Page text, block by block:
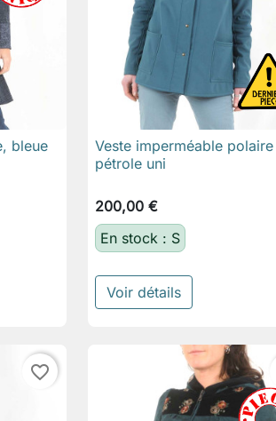
bleue
 Aperçu rapide
Veste imperméable
pétrole uni
200,00 €
En stock : S
Voir détails
favorite_border